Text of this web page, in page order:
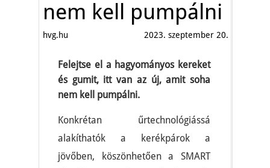
nem kell pumpálni
hvg.hu 2023. szeptember 20.
Felejtse el a hagyományos kereket
és gumit, itt van az új, amit soha
nem kell pumpálni.
Konkrétan űrtechnológiássá
alakíthatók a kerékpárok a
jövőben, köszönhetően a SMART